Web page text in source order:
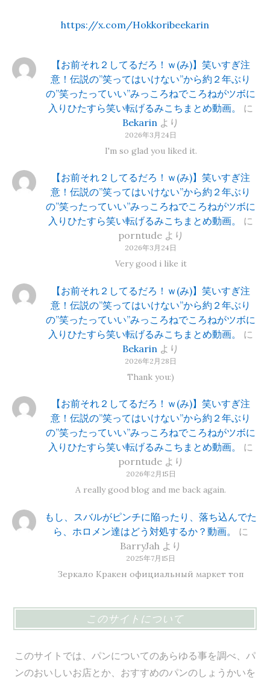
https://x.com/Hokkoribeekarin
【お前それ２してるだろ！ｗ(み)】笑いすぎ注
意！伝説の”笑ってはいけない”から約２年ぶり
の”笑ったっていい”みっころねでころねがツボに
入りひたすら笑い転げるみこちまとめ動画。
に
Bekarin より
2026年3月24日
I'm so glad you liked it.
【お前それ２してるだろ！ｗ(み)】笑いすぎ注
意！伝説の”笑ってはいけない”から約２年ぶり
の”笑ったっていい”みっころねでころねがツボに
入りひたすら笑い転げるみこちまとめ動画。
に
porntudeより
2026年3月24日
Very good i like it
【お前それ２してるだろ！ｗ(み)】笑いすぎ注
意！伝説の”笑ってはいけない”から約２年ぶり
の”笑ったっていい”みっころねでころねがツボに
入りひたすら笑い転げるみこちまとめ動画。
に
Bekarin より
2026年2月28日
Thank you:)
【お前それ２してるだろ！ｗ(み)】笑いすぎ注
意！伝説の”笑ってはいけない”から約２年ぶり
の”笑ったっていい”みっころねでころねがツボに
入りひたすら笑い転げるみこちまとめ動画。
に
porntudeより
2026年2月15日
A really good blog and me back again.
もし、スバルがピンチに陥ったり、落ち込んでた
ら、ホロメン達はどう対処するか？動画。
に
BarryJah より
2025年7月15日
Зеркало Кракен официальный маркет топ
このサイトについて
このサイトでは、パンについてのあらゆる事を調べ、パ
ンのおいしいお店とか、おすすめのパンのしょうかいを